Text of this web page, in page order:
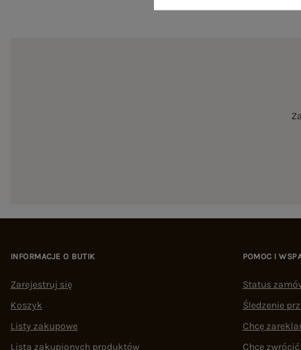
INFORMACJE O BUTIK
Zarejestruj się
Koszyk
Listy zakupowe
Lista zakupionych produktów
POMOC I
Status
Śledzenie
Chcę
Chcę